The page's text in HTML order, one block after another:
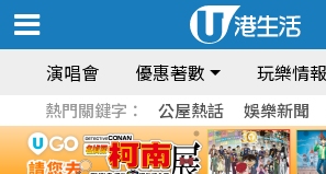
演唱會 優惠著數 玩樂情報
熱門關鍵字： 公屋熱話 娛樂新聞